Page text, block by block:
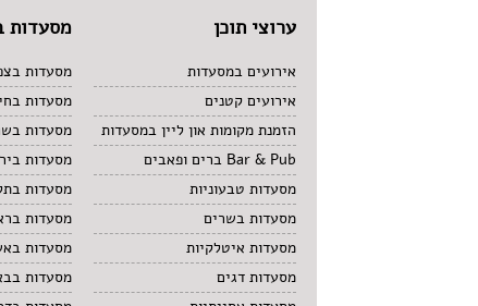
ערוצי תוכן
אירועים במסעדות
אירועים קטנים
הזמנת מקומות און ליין במסעדות
Bar & Pub ברים ופאבים
מסעדות טבעוניות
מסעדות בשרים
מסעדות איטלקיות
מסעדות דגים
מסעדות
מסעדות
מסעדות
מסעדות
מסעדות
מסעדות
מסעדות
מסעדות
מסעדות